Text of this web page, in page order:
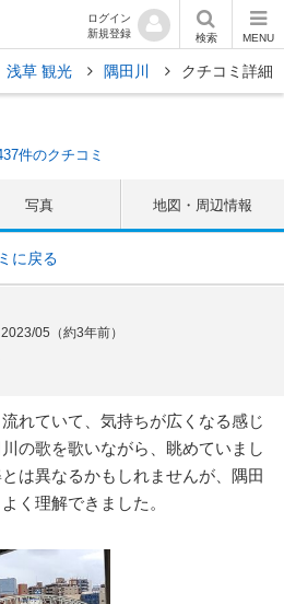
ログイン
新規登録
検索 MENU
浅草 観光 隅田川 クチコミ詳細
件のクチコミ
写真 地図・周辺情報
に戻る
05（約3年前）
れていて、気持ちが広くなる感じ
の歌を歌いながら、眺めていまし
は異なるかもしれませんが、隅田
く理解できました。